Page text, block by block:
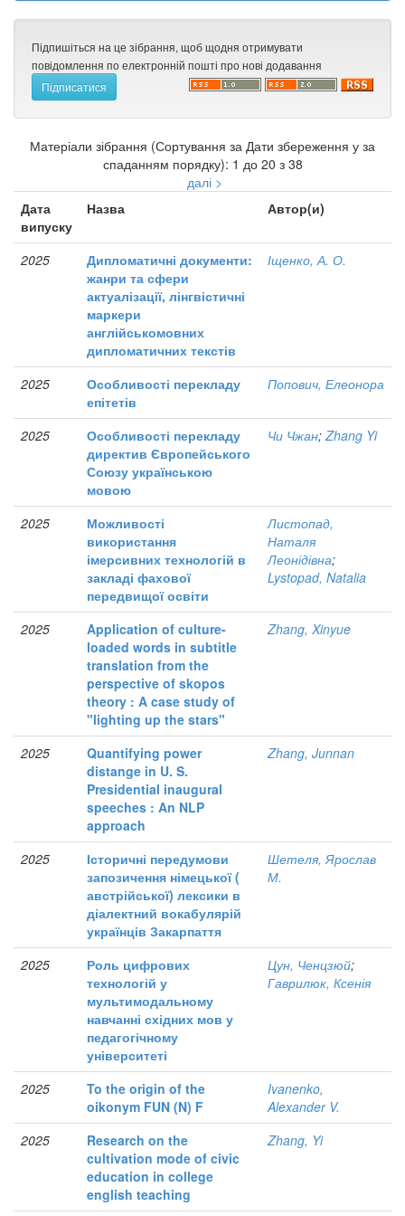
Підпишіться на це зібрання, щоб щодня отримувати
повідомлення по електронній пошті про нові додавання
Матеріали зібрання (Сортування за Дати збереження у за
спаданням порядку): 1 до 20 з 38
далі >
Дата
випуску
Назва Автор(и)
2025
Дипломатичні документи:
жанри та сфери
актуалізації, лінгвістичні
маркери
англійськомовних
дипломатичних текстів
Іщенко, А. О.
2025
Особливості перекладу
епітетів
Попович, Елеонора
2025
Особливості перекладу
директив Європейського
Союзу українською
мовою
Чи Чжан;Zhang Yi
2025
Можливості
використання
імерсивних технологій в
закладі фахової
передвищої освіти
Листопад,
Наталя
Леонідівна;
Lystopad, Natalia
2025
Application of culture-
loaded words in subtitle
translation from the
perspective of skopos
theory : A case study of
"lighting up the stars"
Zhang, Xinyue
2025
Quantifying power
distange in U. S.
Presidential inaugural
speeches : An NLP
approach
Zhang, Junnan
2025
Історичні передумови
запозичення німецької (
австрійської) лексики в
діалектний вокабулярій
українців Закарпаття
Шетеля, Ярослав
М.
2025
Роль цифрових
технологій у
мультимодальному
навчанні східних мов у
педагогічному
університеті
Цун, Ченцзюй;
Гаврилюк, Ксенія
2025
To the origin of the
oikonym FUN (N) F
Ivanenko,
Alexander V.
2025
Research on the
cultivation mode of civic
education in college
english teaching
Zhang, Yi